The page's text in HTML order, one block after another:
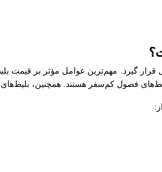
قرار گیرد. مهم‌ترین عوامل مؤثر بر قیمت
فصول کم‌سفر هستند. همچنین،